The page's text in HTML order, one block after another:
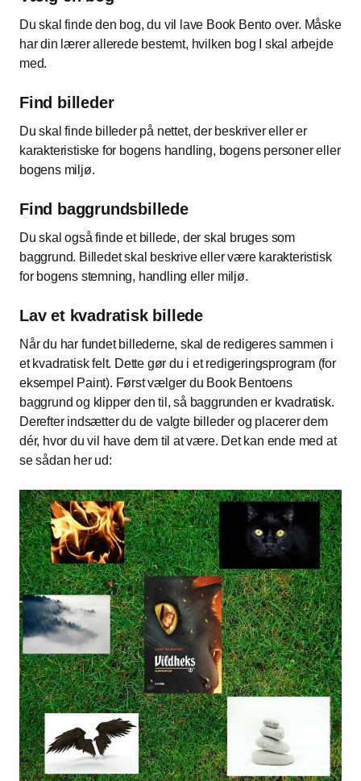
Du skal finde den bog, du vil lave Book Bento over. Måske
har din lærer allerede bestemt, hvilken bog I skal arbejde
med.
Find billeder
Du skal finde billeder på nettet, der beskriver eller er
karakteristiske for bogens handling, bogens personer eller
bogens miljø.
Find baggrundsbillede
Du skal også finde et billede, der skal bruges som
baggrund. Billedet skal beskrive eller være karakteristisk
for bogens stemning, handling eller miljø.
Lav et kvadratisk billede
Når du har fundet billederne, skal de redigeres sammen i
et kvadratisk felt. Dette gør du i et redigeringsprogram (for
eksempel Paint). Først vælger du Book Bentoens
baggrund og klipper den til, så baggrunden er kvadratisk.
Derefter indsætter du de valgte billeder og placerer dem
dér, hvor du vil have dem til at være. Det kan ende med at
se sådan her ud: